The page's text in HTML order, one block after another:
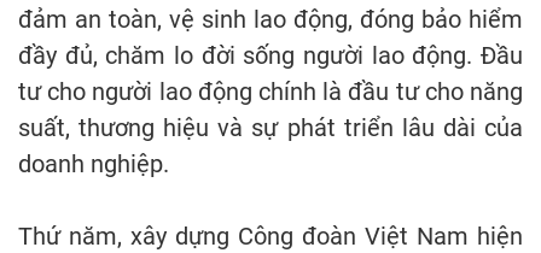
đảm an toàn, vệ sinh lao động, đóng bảo hiểm
đầy đủ, chăm lo đời sống người lao động. Đầu
tư cho người lao động chính là đầu tư cho năng
suất, thương hiệu và sự phát triển lâu dài của
doanh nghiệp.
Thứ năm, xây dựng Công đoàn Việt Nam hiện